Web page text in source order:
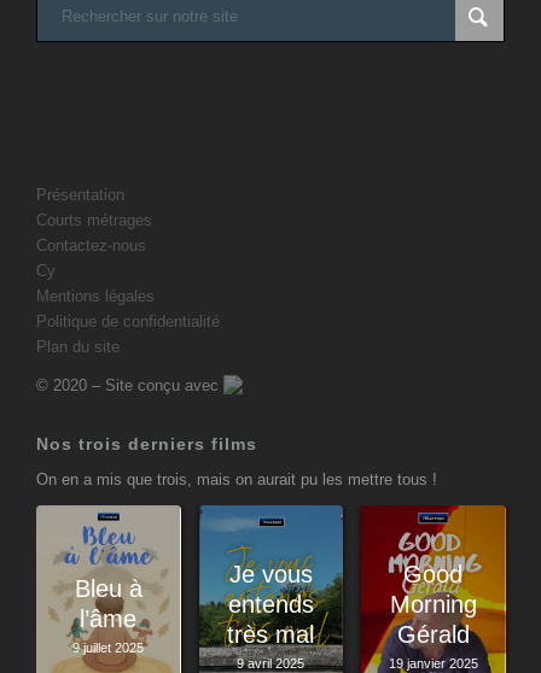
Présentation
Courts métrages
Contactez-nous
Cy
Mentions légales
Politique de confidentialité
Plan du site
© 2020 – Site conçu avec
Nos trois derniers films
On en a mis que trois, mais on aurait pu les mettre tous !
Bleu à
l’âme
9 juillet 2025
Je vous
entends
très mal
9 avril 2025
Good
Morning
Gérald
19 janvier 2025